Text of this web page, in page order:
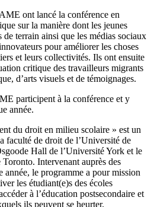
ont lancé la conférence en
sur la manière dont les jeunes
de terrain ainsi que les médias sociaux
pour améliorer les choses
et leurs collectivités. Ils ont ensuite
critique des travailleurs migrants
d’arts visuels et de témoignages.
participent à la conférence et y
année.
du droit en milieu scolaire » est un
faculté de droit de l’Université de
Hall de l’Université York et le
Intervenant auprès des
année, le programme a pour mission
les étudiant(e)s des écoles
à l’éducation postsecondaire et
ils peuvent se heurter.